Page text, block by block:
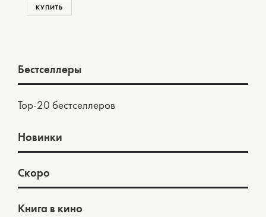
КУПИТЬ
Бестселлеры
Top-20 бестселлеров
Новинки
Скоро
Книга в кино